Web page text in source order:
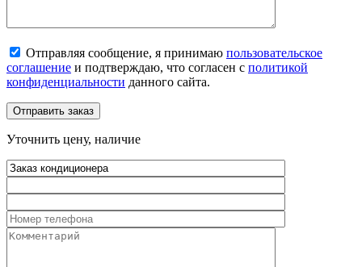
Отправляя сообщение, я принимаю пользовательское
соглашение и подтверждаю, что согласен с политикой
конфиденциальности данного сайта.
Уточнить цену, наличие